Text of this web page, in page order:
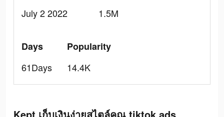
July 2 2022
1.5M
Days
61Days
Popularity
14.4K